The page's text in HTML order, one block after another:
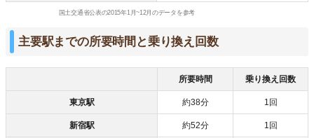
国土交通省公表の2015年1月~12月のデータを参考
主要駅までの所要時間と乗り換え回数
所要時間 乗り換え回数
東京駅 約38分 1回
新宿駅 約52分 1回